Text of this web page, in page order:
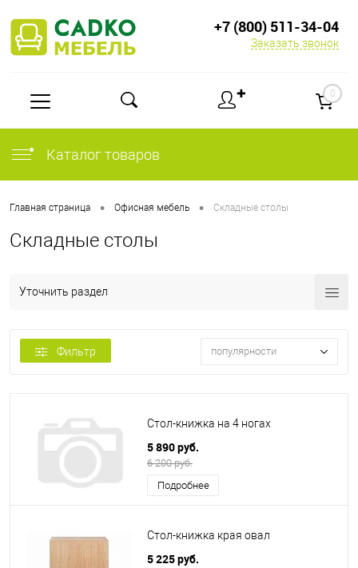
+7 (800) 511-34-04
Заказать звонок
✚ 0
Каталог товаров
Главная страница • Офисная мебель • Складные столы
Складные столы
Уточнить раздел
Фильтр популярности
Стол-книжка на 4 ногах
5 890 руб.
6 200 руб.
Подробнее
Стол-книжка края овал
5 225 руб.